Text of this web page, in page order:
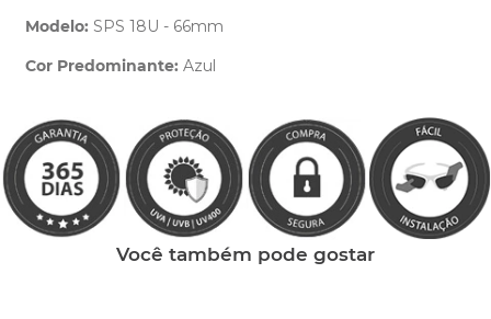
Modelo: SPS 18U - 66mm
Cor Predominante: Azul
Você também pode gostar